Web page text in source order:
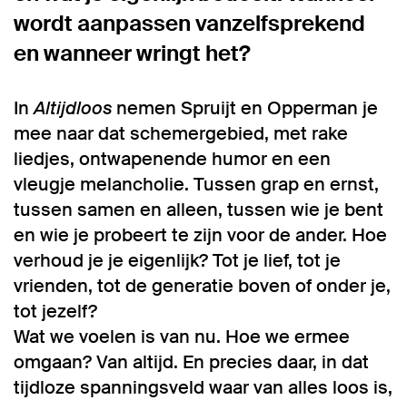
wordt aanpassen vanzelfsprekend
en wanneer wringt het?
InAltijdloos nemen Spruijt en Opperman je
mee naar dat schemergebied, met rake
liedjes, ontwapenende humor en een
vleugje melancholie. Tussen grap en ernst,
tussen samen en alleen, tussen wie je bent
en wie je probeert te zijn voor de ander. Hoe
verhoud je je eigenlijk? Tot je lief, tot je
vrienden, tot de generatie boven of onder je,
tot jezelf?
Wat we voelen is van nu. Hoe we ermee
omgaan? Van altijd. En precies daar, in dat
tijdloze spanningsveld waar van alles loos is,